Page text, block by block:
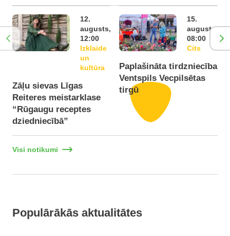
12.
augusts,
12:00
Izklaide
un
kultūra
Zāļu sievas Līgas
Reiteres meistarklase
“Rūgaugu receptes
dziedniecībā”
15.
augusts,
08:00
Cits
Paplašināta tirdzniecība
Ventspils Vecpilsētas
tirgū
Visi notikumi
Populārākās aktualitātes